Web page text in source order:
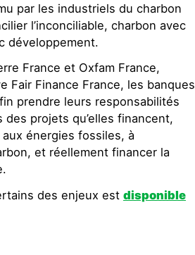
par les industriels du charbon
l’inconciliable, charbon avec
développement.
France et Oxfam France,
Fair Finance France, les banques
prendre leurs responsabilités
des projets qu’elles financent,
énergies fossiles, à
et réellement financer la
des enjeux est disponible